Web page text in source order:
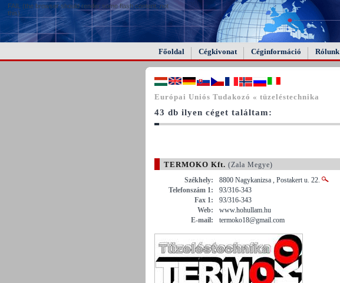
FAIL (the browser should render some flash content, not
this).
Főoldal Cégkivonat Céginformáció Rólunk
Európai Uniós Tudakozó « tüzeléstechnika
43 db ilyen céget találtam:
TERMOKO Kft. (Zala Megye)
Székhely:
8800 Nagykanizsa , Postakert u. 22.
Telefonszám 1:
93/316-343
Fax 1:
93/316-343
Web:
www.hohullam.hu
E-mail:
termoko18@gmail.com